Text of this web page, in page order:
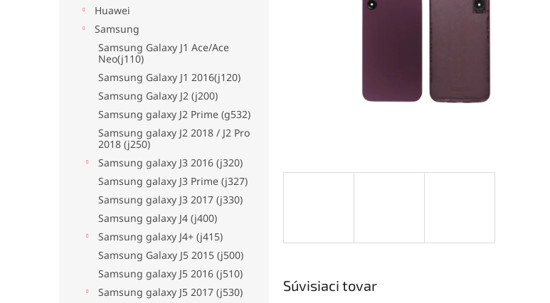
Huawei
Samsung
Samsung Galaxy J1 Ace/Ace
Neo(j110)
Samsung Galaxy J1 2016(j120)
Samsung Galaxy J2 (j200)
Samsung galaxy J2 Prime (g532)
Samsung galaxy J2 2018 / J2 Pro
2018 (j250)
Samsung galaxy J3 2016 (j320)
Samsung galaxy J3 Prime (j327)
Samsung galaxy J3 2017 (j330)
Samsung galaxy J4 (j400)
Samsung galaxy J4+ (j415)
Samsung Galaxy J5 2015 (j500)
Samsung galaxy J5 2016 (j510)
Samsung galaxy J5 2017 (j530)
Súvisiaci tovar